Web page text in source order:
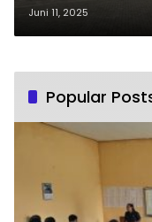
Juni 11, 2025
Popular